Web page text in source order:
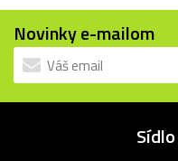
Novinky e-mailom